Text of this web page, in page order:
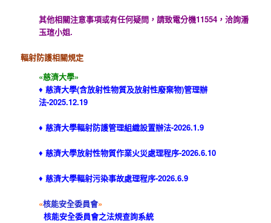
其他相關注意事項或有任何疑問，請致電分機11554，洽詢潘
玉瑄小姐.
輻射防護相關規定
«慈濟大學»
♦慈濟大學(含放射性物質及放射性廢棄物)管理辦
法-2025.12.19
♦慈濟大學輻射防護管理組織設置辦法-2026.1.9
♦ 慈濟大學放射性物質作業火災處理程序-2026.6.10
♦ 慈濟大學輻射污染事故處理程序-2026.6.9
«核能安全委員會»
核能安全委員會之法規查詢系統